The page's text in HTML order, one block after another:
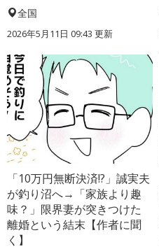
全国
2026年5月11日 09:43 更新
「10万円無断決済!?」誠実夫
が釣り沼へ→「家族より趣
味？」限界妻が突きつけた
離婚という結末【作者に聞
く】